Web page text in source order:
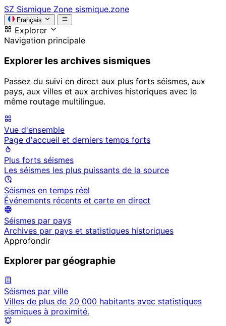
SZ Sismique Zone sismique.zone
Français
Explorer
Navigation principale
Explorer les archives sismiques
Passez du suivi en direct aux plus forts séismes, aux
pays, aux villes et aux archives historiques avec le
même routage multilingue.
Vue d'ensemble
Page d'accueil et derniers temps forts
Plus forts séismes
Les séismes les plus puissants de la source
Séismes en temps réel
Événements récents et carte en direct
Séismes par pays
Archives par pays et statistiques historiques
Approfondir
Explorer par géographie
Séismes par ville
Villes de plus de 20 000 habitants avec statistiques
sismiques à proximité.